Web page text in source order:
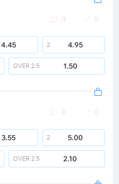
0 0
4.45 2 4.95
OVER 2.5 1.50
0 0
3.55 2 5.00
OVER 2.5 2.10